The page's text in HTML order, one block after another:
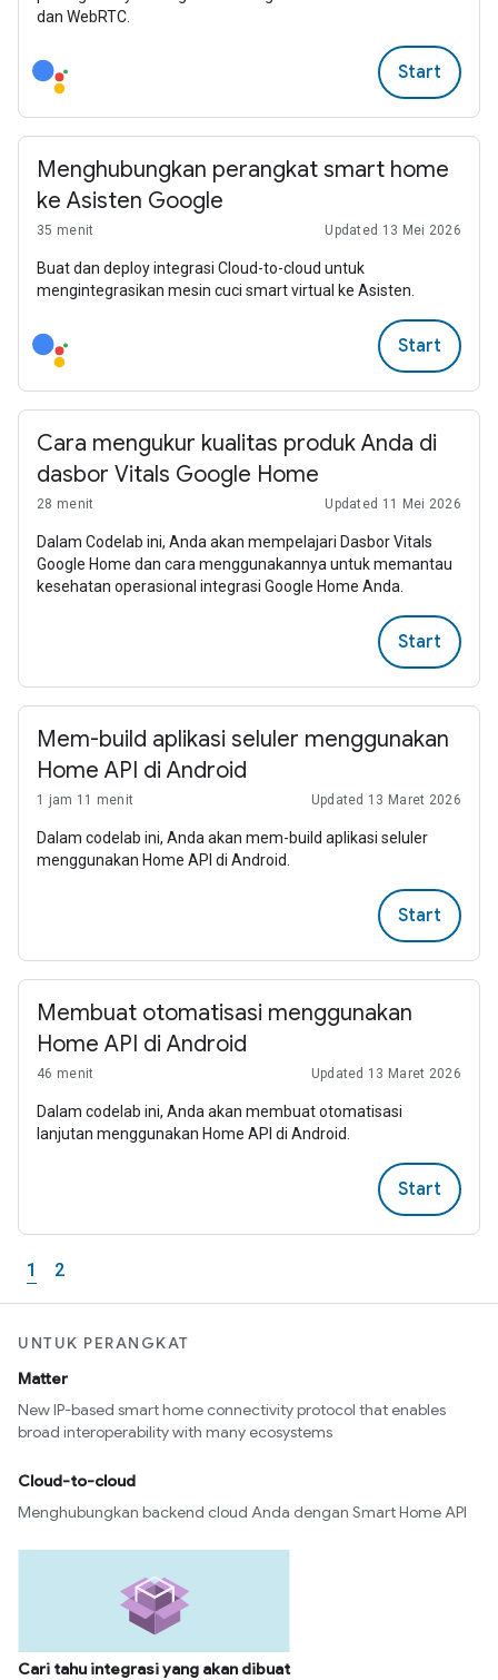
dan WebRTC.
Start
Menghubungkan perangkat smart home
ke Asisten Google
35 menit Updated 13 Mei 2026
Buat dan deploy integrasi Cloud-to-cloud untuk
mengintegrasikan mesin cuci smart virtual ke Asisten.
Start
Cara mengukur kualitas produk Anda di
dasbor Vitals Google Home
28 menit Updated 11 Mei 2026
Dalam Codelab ini, Anda akan mempelajari Dasbor Vitals
Google Home dan cara menggunakannya untuk memantau
kesehatan operasional integrasi Google Home Anda.
Start
Mem-build aplikasi seluler menggunakan
Home API di Android
1 jam 11 menit Updated 13 Maret 2026
Dalam codelab ini, Anda akan mem-build aplikasi seluler
menggunakan Home API di Android.
Start
Membuat otomatisasi menggunakan
Home API di Android
46 menit Updated 13 Maret 2026
Dalam codelab ini, Anda akan membuat otomatisasi
lanjutan menggunakan Home API di Android.
Start
1 2
UNTUK PERANGKAT
Matter
New IP-based smart home connectivity protocol that enables
broad interoperability with many ecosystems
Cloud-to-cloud
Menghubungkan backend cloud Anda dengan Smart Home API
Cari tahu integrasi yang akan dibuat